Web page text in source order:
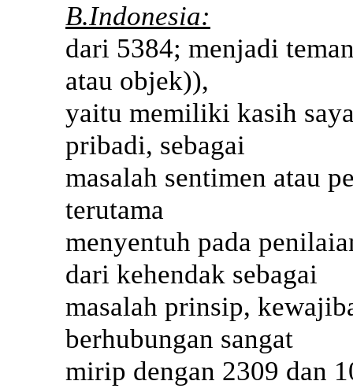
B.Indonesia:
dari 5384; menjadi
atau objek)),
yaitu memiliki kasih
pribadi, sebagai
masalah sentimen atau
terutama
menyentuh pada
dari kehendak sebagai
masalah prinsip,
berhubungan sangat
mirip dengan 2309 dan